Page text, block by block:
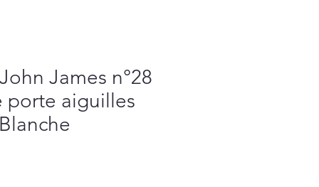
James n°28
aiguilles